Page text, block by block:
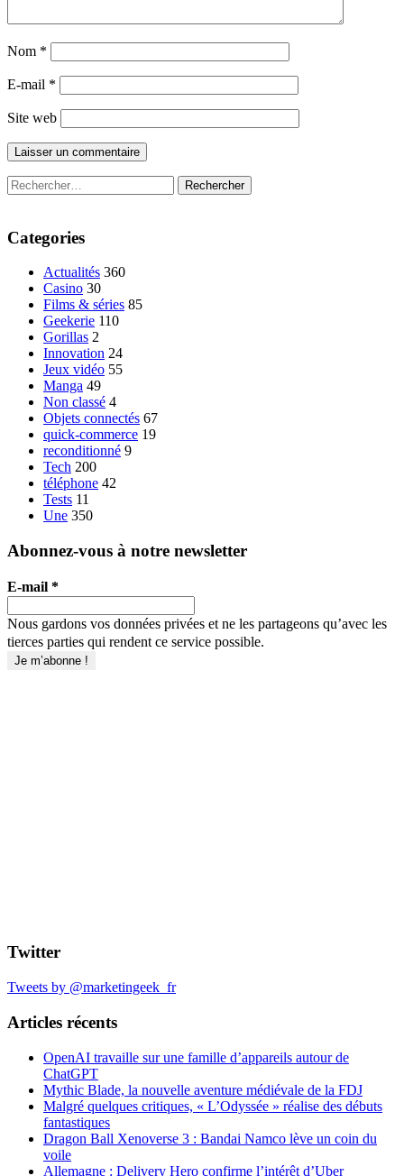
Nom *
E-mail *
Site web
Rechercher :
Categories
Actualités 360
Casino 30
Films & séries 85
Geekerie 110
Gorillas 2
Innovation 24
Jeux vidéo 55
Manga 49
Non classé 4
Objets connectés 67
quick-commerce 19
reconditionné 9
Tech 200
téléphone 42
Tests 11
Une 350
Abonnez-vous à notre newsletter
E-mail *
Nous gardons vos données privées et ne les partageons qu’avec les
tierces parties qui rendent ce service possible.
Twitter
Tweets by @marketingeek_fr
Articles récents
OpenAI travaille sur une famille d’appareils autour de
ChatGPT
Mythic Blade, la nouvelle aventure médiévale de la FDJ
Malgré quelques critiques, « L’Odyssée » réalise des débuts
fantastiques
Dragon Ball Xenoverse 3 : Bandai Namco lève un coin du
voile
Allemagne : Delivery Hero confirme l’intérêt d’Uber